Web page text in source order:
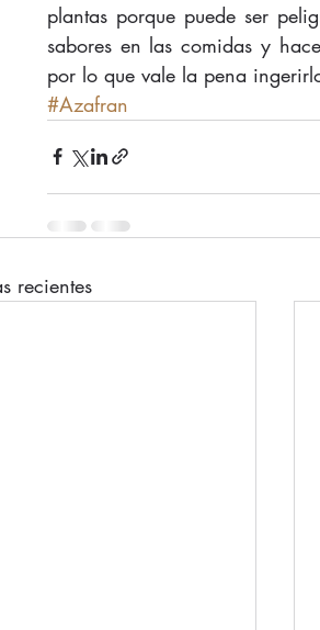
plantas porque puede ser
sabores en las comidas y
por lo que vale la pena
#Azafran
recientes